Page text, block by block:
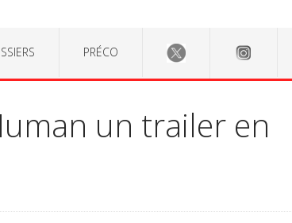
PRÉCO
un trailer en